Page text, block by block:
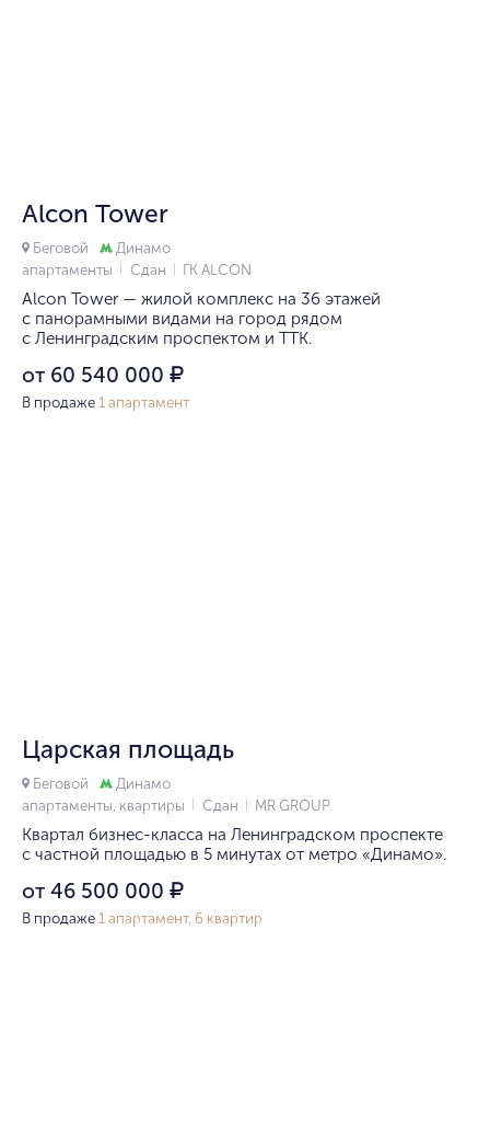
Alcon Tower
Беговой
Динамо
апартаменты
Сдан ГК ALCON
Alcon Tower — жилой комплекс на 36 этажей
c панорамными видами на город рядом
с Ленинградским проспектом и ТТК.
от 60 540 000 ₽
В продаже1 апартамент
Царская площадь
Беговой
Динамо
апартаменты, квартиры
Сдан MR GROUP
Квартал бизнес-класса на Ленинградском проспекте
с частной площадью в 5 минутах от метро «Динамо».
от 46 500 000 ₽
В продаже 1 апартамент, 6 квартир